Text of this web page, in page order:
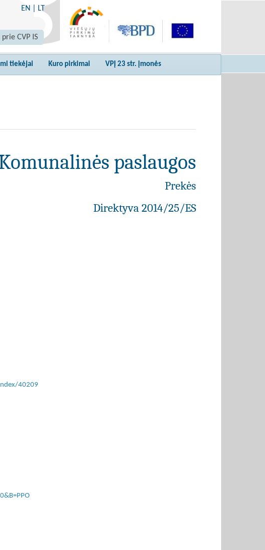
EN LT
CVP IS
tiekėjai Kuro pirkimai VPĮ 23 str. įmonės
paslaugos
Prekės
Direktyva 2014/25/ES
40209